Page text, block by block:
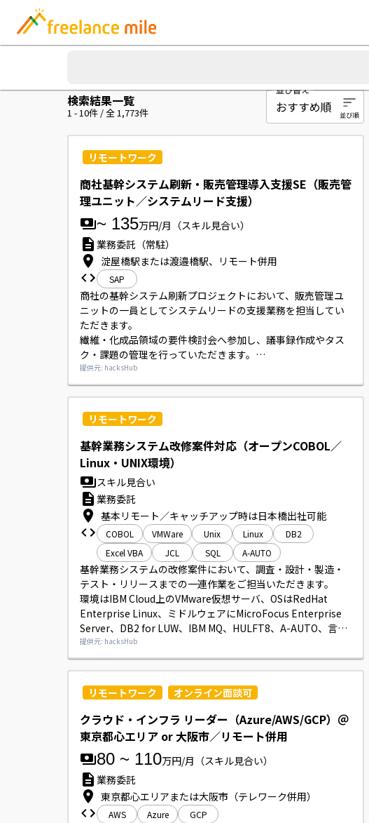
検索結果一覧
1 -10件 / 全1,773件
並び替え
リモートワーク
商社基幹システム刷新・販売管理導入支援SE（販売管
理ユニット／システムリード支援）
~ 135万円/月 （スキル見合い）
業務委託（常駐）
淀屋橋駅または渡邉橋駅、リモート併用
SAP
商社の基幹システム刷新プロジェクトにおいて、販売管理ユ
ニットの一員としてシステムリードの支援業務を担当してい
ただきます。
繊維・化成品領域の要件検討会へ参加し、議事録作成やタス
ク・課題の管理を行っていただきます。
ベンダー作成の機能要件定義書の一次レビューや、現行シス
テム（SAP等）の調査と新システムへの要件整理、ユーザー
部門とベンダー間の調整・進捗管理のサポートもお願いいた
します。
開発手法はウォーターフォールです。
提供元: hacksHub
リモートワーク
基幹業務システム改修案件対応（オープンCOBOL／
Linux・UNIX環境）
スキル見合い
業務委託
基本リモート／キャッチアップ時は日本橋出社可能
COBOL VMWare Unix Linux
DB2
Excel VBA
JCL SQL A-AUTO
基幹業務システムの改修案件において、調査・設計・製造・
テスト・リリースまでの一連作業をご担当いただきます。
環境はIBM Cloud上のVMware仮想サーバ、OSはRedHat
Enterprise Linux、ミドルウェアにMicroFocus Enterprise
Server、DB2 for LUW、IBM MQ、HULFT8、A-AUTO、言語
はMF-COBOL（VS COBOL II互換）です。
ExcelVBAを使用する場面があります。
提供元: hacksHub
リモートワーク オンライン面談可
クラウド・インフラ リーダー（Azure/AWS/GCP）＠
東京都心エリア or 大阪市／リモート併用
80 ~ 110万円/月 （スキル見合い）
業務委託
東京都心エリアまたは大阪市（テレワーク併用）
AWS Azure GCP